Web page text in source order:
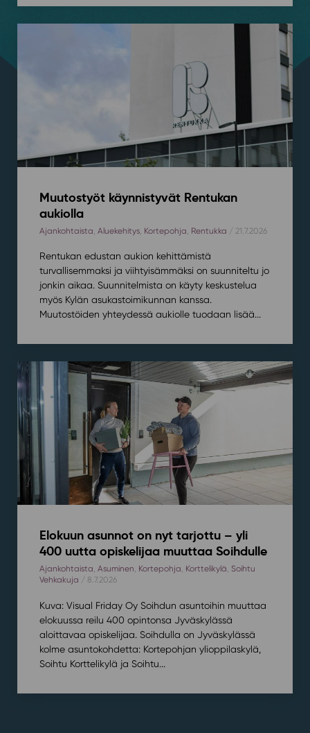
Muutostyöt käynnistyvät Rentukan
aukiolla
Ajankohtaista, Aluekehitys, Kortepohja, Rentukka / 21.7.2026
Rentukan edustan aukion kehittämistä
turvallisemmaksi ja viihtyisämmäksi on suunniteltu jo
jonkin aikaa. Suunnitelmista on käyty keskustelua
myös Kylän asukastoimikunnan kanssa.
Muutostöiden yhteydessä aukiolle tuodaan lisää...
Elokuun asunnot on nyt tarjottu – yli
400 uutta opiskelijaa muuttaa Soihdulle
Ajankohtaista, Asuminen, Kortepohja, Korttelikylä, Soihtu
Vehkakuja / 8.7.2026
Kuva: Visual Friday Oy Soihdun asuntoihin muuttaa
elokuussa reilu 400 opintonsa Jyväskylässä
aloittavaa opiskelijaa. Soihdulla on Jyväskylässä
kolme asuntokohdetta: Kortepohjan ylioppilaskylä,
Soihtu Korttelikylä ja Soihtu...